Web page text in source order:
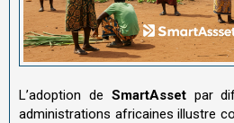
L’adoption de SmartAsset par
administrations africaines illustre